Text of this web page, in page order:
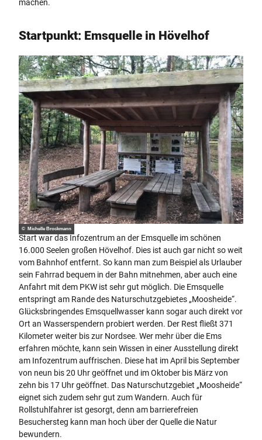
machen.
Startpunkt: Emsquelle in Hövelhof
© Michelle Brockmann
Start war das Infozentrum an der Emsquelle im schönen
16.000 Seelen großen Hövelhof. Dies ist auch gar nicht so weit
vom Bahnhof entfernt. So kann man zum Beispiel als Urlauber
sein Fahrrad bequem in der Bahn mitnehmen, aber auch eine
Anfahrt mit dem PKW ist sehr gut möglich. Die Emsquelle
entspringt am Rande des Naturschutzgebietes „Moosheide“.
Glücksbringendes Emsquellwasser kann sogar auch direkt vor
Ort an Wasserspendern probiert werden. Der Rest fließt 371
Kilometer weiter bis zur Nordsee. Wer mehr über die Ems
erfahren möchte, kann sein Wissen in einer Ausstellung direkt
am Infozentrum auffrischen. Diese hat im April bis September
von neun bis 20 Uhr geöffnet und im Oktober bis März von
zehn bis 17 Uhr geöffnet. Das Naturschutzgebiet „Moosheide“
eignet sich zudem sehr gut zum Wandern. Auch für
Rollstuhlfahrer ist gesorgt, denn am barrierefreien
Besuchersteg kann man hoch über der Quelle die Natur
bewundern.